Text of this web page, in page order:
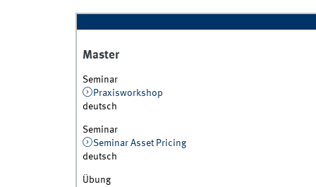
Master
Seminar
Praxisworkshop
deutsch
Seminar
Seminar Asset Pricing
deutsch
Übung